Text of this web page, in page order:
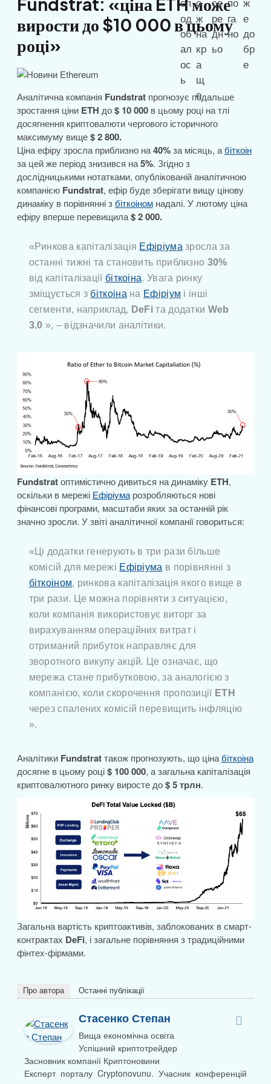
вирости до $10 000 в цьому
році»
Аналітична компанія Fundstratпрогнозує подальше
зростання ціни ETH до$ 10 000в цьому році на тлі
досягнення криптовалюти чергового історичного
максимуму вище$ 2 800.
Ціна ефіру зросла приблизно на40%за місяць, абіткоін
за цей же період знизився на5%. Згідно з
дослідницькими нотатками, опублікованій аналітичною
компанією Fundstrat, ефір буде зберігати вищу цінову
динаміку в порівнянні збіткоіномнадалі. У лютому ціна
ефіру вперше перевищила$ 2 000.
«Ринкова капіталізація Ефіріума зросла за
останні тижні та становить приблизно 30%
від капіталізації біткоіна. Увага ринку
зміщується з біткоіна на Ефіріум і інші
сегменти, наприклад, DeFi та додатки Web
3.0 », – відзначили аналітики.
Fundstratоптимістично дивиться на динаміку ETH,
оскільки в мережі Ефіріумарозробляються нові
фінансові програми, масштаби яких за останній рік
значно зросли. У звіті аналітичної компанії говориться:
«Ці додатки генерують в три рази більше
комісій для мережі Ефіріума в порівнянні з
біткоіном, ринкова капіталізація якого вище в
три рази. Це можна порівняти з ситуацією,
коли компанія використовує виторг за
вирахуванням операційних витрат і
отриманий прибуток направляє для
зворотного викупу акцій. Це означає, що
мережа стане прибутковою, за аналогією з
компанією, коли скорочення пропозиції ETH
через спалених комісій перевищить інфляцію
».
Аналітики Fundstratтакож прогнозують, що цінабіткоіна
досягне в цьому році$ 100 000, а загальна капіталізація
криптовалютного ринку виросте до$ 5 трлн.
Загальна вартість криптоактивів, заблокованих в смарт-
контрактах DeFi, і загальне порівняння з традиційними
фінтех-фірмами.
Про автора Останні публікації
Стасенко Степан
Вища економічна освіта
Успішний криптотрейдер
Засновник компанії Криптоновини
Експерт порталу Cryptonovunu. Учасник конференцій